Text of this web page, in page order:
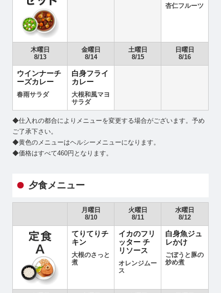
杏仁フルーツ
木曜日
8/13
金曜日
8/14
土曜日
8/15
日曜日
8/16
ウインナーチ
ーズカレー
春雨サラダ
白身フライ
カレー
大根和風マヨ
サラダ
◆仕入れの都合によりメニューを変更する場合がございます。予め
ご了承下さい。
◆黄色のメニューはヘルシーメニューになります。
◆価格はすべて460円となります。
夕食メニュー
月曜日
8/10
火曜日
8/11
水曜日
8/12
てりてりチ
キン
大根のさっと
煮
イカのフリ
ッター チ
リソース
オレンジムー
ス
白身魚ジュ
レかけ
ごぼうと豚の
炒め煮